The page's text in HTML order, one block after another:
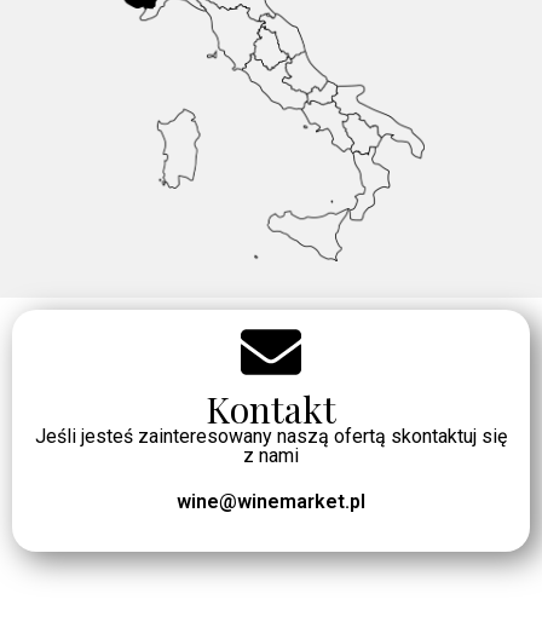
Kontakt
Jeśli jesteś zainteresowany naszą ofertą skontaktuj się
z nami
wine@winemarket.pl